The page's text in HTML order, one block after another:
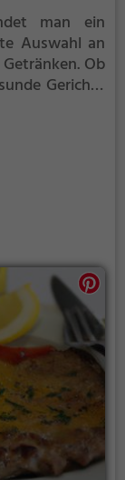
man ein
Auswahl an
Ob
Gerichte
angeboten